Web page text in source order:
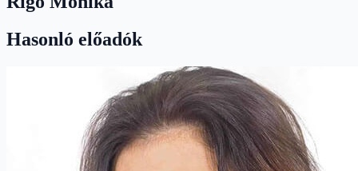
Hasonló előadók